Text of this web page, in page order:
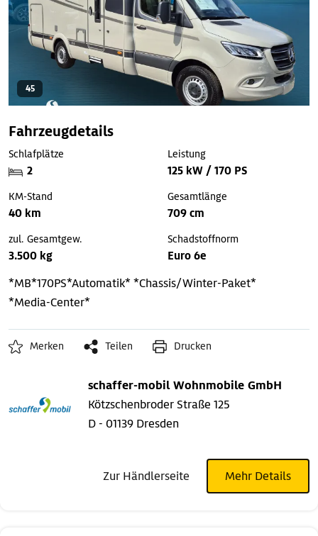
45
Fahrzeugdetails
Schlafplätze
2
Leistung
125 kW / 170 PS
KM-Stand
40 km
Gesamtlänge
709 cm
zul. Gesamtgew.
3.500 kg
Schadstoffnorm
Euro 6e
*MB*170PS*Automatik**Chassis/Winter-Paket*
*Media-Center*
Merken Teilen Drucken
schaffer-mobil Wohnmobile GmbH
Kötzschenbroder Straße 125
D - 01139 Dresden
Zur Händlerseite Mehr Details